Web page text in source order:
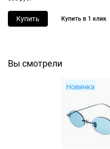
Купить Купить в 1 клик
Вы смотрели
Новинка